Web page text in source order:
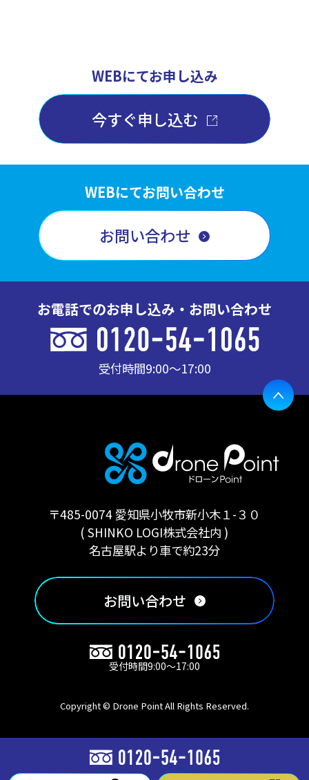
WEBにてお申し込み
今すぐ申し込む
WEBにてお問い合わせ
お問い合わせ
お電話でのお申し込み・お問い合わせ
受付時間9:00〜17:00
〒485-0074 愛知県小牧市新小木１-３０
( SHINKO LOGI株式会社内 )
名古屋駅より車で約23分
お問い合わせ
受付時間9:00〜17:00
Copyright © Drone Point All Rights Reserved.